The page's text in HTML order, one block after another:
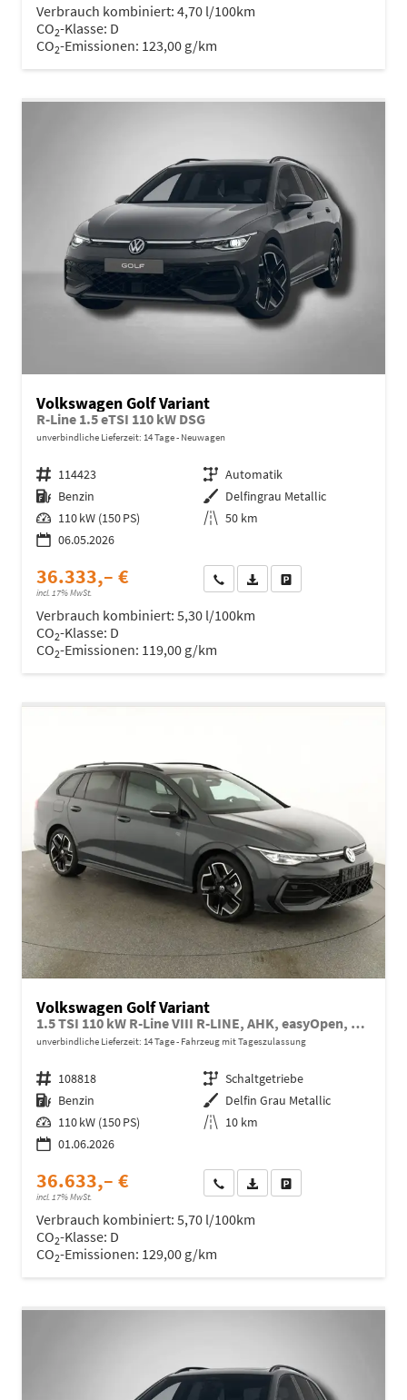
Verbrauch kombiniert: 4,70 l/100km
CO2-Klasse: D
CO2-Emissionen: 123,00 g/km
Volkswagen Golf Variant
R-Line 1.5 eTSI 110 kW DSG
unverbindliche Lieferzeit: 14 Tage Neuwagen
Fahrzeugnr. 114423 Getriebe Automatik
Kraftstoff Benzin Außenfarbe Delfingrau Metallic
Leistung 110 kW (150 PS) Kilometerstand 50 km
06.05.2026
36.333,– €
incl. 17% MwSt.
Wir rufen Sie anFahrzeugexposé (PDF)
Verbrauch kombiniert: 5,30 l/100km
CO2-Klasse: D
CO2-Emissionen: 119,00 g/km
Volkswagen Golf Variant
1.5 TSI 110 kW R-Line VIII R-LINE, AHK, easyOpen, Kamera, LED-Plus, 3-J Garantie
unverbindliche Lieferzeit: 14 Tage Fahrzeug mit Tageszulassung
Fahrzeugnr. 108818 Getriebe Schaltgetriebe
Kraftstoff Benzin Außenfarbe Delfin Grau Metallic
Leistung 110 kW (150 PS) Kilometerstand 10 km
01.06.2026
36.633,– €
incl. 17% MwSt.
Wir rufen Sie anFahrzeugexposé (PDF)
Verbrauch kombiniert: 5,70 l/100km
CO2-Klasse: D
CO2-Emissionen: 129,00 g/km